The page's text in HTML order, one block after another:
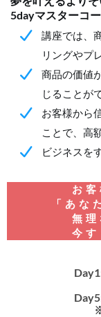
5dayマスターコ
講座では、
リングやプ
商品の価値
じることが
お客様から
ことで、高
ビジネスを
お
「あな
無
今